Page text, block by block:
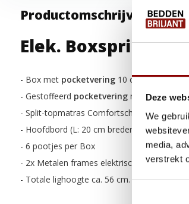
Deze
We
media,
verstrekt
Productomschrijving
Elek. Boxspring
- Box met pocketvering10 cm - 2x vanaf
- Gestoffeerd pocketveringmatras 21 cm
- Split-topmatras Comfortschuim 5 cm
- Hoofdbord (L: 20 cm breder dan
- 6 pootjes per Box
- 2x Metalen frames elektrische verstelbaar
- Totale lighoogte ca. 56 cm.